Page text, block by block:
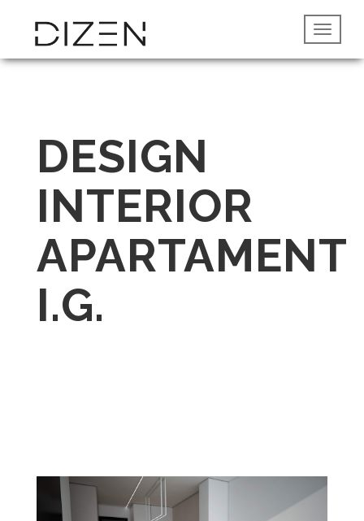
DESIGN
INTERIOR
APARTAMENT
I.G.